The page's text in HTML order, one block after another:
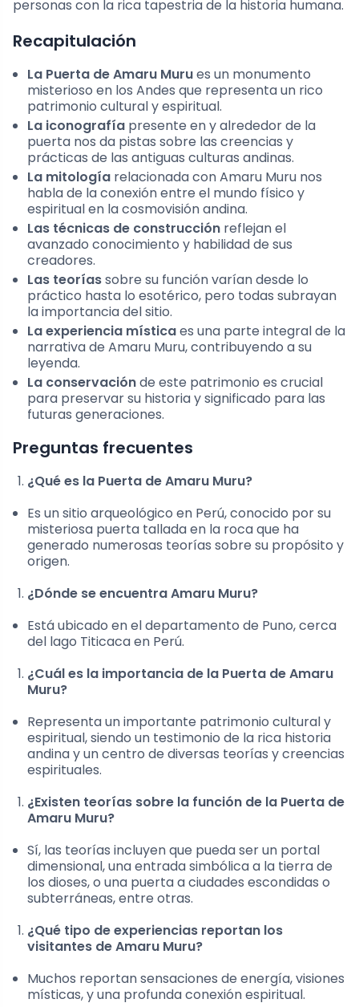
personas con la rica tapestria de la historia humana.
Recapitulación
La Puerta de Amaru Murues un monumento
misterioso en los Andes que representa un rico
patrimonio cultural y espiritual.
La iconografía presente en y alrededor de la
puerta nos da pistas sobre las creencias y
prácticas de las antiguas culturas andinas.
La mitología relacionada con Amaru Muru nos
habla de la conexión entre el mundo físico y
espiritual en la cosmovisión andina.
Las técnicas de construcción reflejan el
avanzado conocimiento y habilidad de sus
creadores.
Las teoríassobre su función varían desde lo
práctico hasta lo esotérico, pero todas subrayan
la importancia del sitio.
La experiencia místicaes una parte integral de la
narrativa de Amaru Muru, contribuyendo a su
leyenda.
La conservaciónde este patrimonio es crucial
para preservar su historia y significado para las
futuras generaciones.
Preguntas frecuentes
¿Qué es la Puerta de Amaru Muru?
Es un sitio arqueológico en Perú, conocido por su
misteriosa puerta tallada en la roca que ha
generado numerosas teorías sobre su propósito y
origen.
¿Dónde se encuentra Amaru Muru?
Está ubicado en el departamento de Puno, cerca
del lago Titicaca en Perú.
¿Cuál es la importancia de la Puerta de Amaru
Muru?
Representa un importante patrimonio cultural y
espiritual, siendo un testimonio de la rica historia
andina y un centro de diversas teorías y creencias
espirituales.
¿Existen teorías sobre la función de la Puerta de
Amaru Muru?
Sí, las teorías incluyen que pueda ser un portal
dimensional, una entrada simbólica a la tierra de
los dioses, o una puerta a ciudades escondidas o
subterráneas, entre otras.
¿Qué tipo de experiencias reportan los
visitantes de Amaru Muru?
Muchos reportan sensaciones de energía, visiones
místicas, y una profunda conexión espiritual.